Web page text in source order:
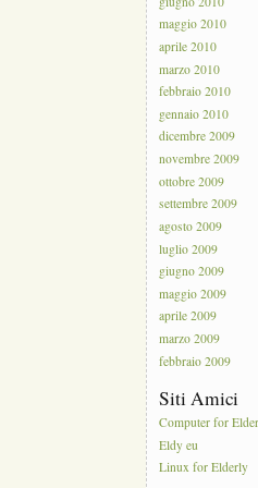
maggio 2010
aprile 2010
marzo 2010
febbraio 2010
gennaio 2010
dicembre 2009
novembre 2009
ottobre 2009
settembre 2009
agosto 2009
luglio 2009
giugno 2009
maggio 2009
aprile 2009
marzo 2009
febbraio 2009
Siti Amici
Computer for
Eldy eu
Linux for Elderly